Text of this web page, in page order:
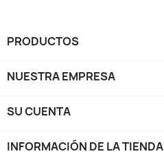
PRODUCTOS
NUESTRA EMPRESA
SU CUENTA
INFORMACIÓN DE LA TIENDA